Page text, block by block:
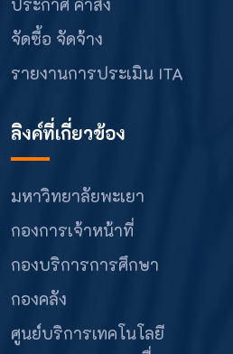
ประกาศ คำสั่ง
จัดซื้อ จัดจ้าง
รายงานการประเมิน ITA
ลิงค์ที่เกี่ยวข้อง
มหาวิทยาลัยพะเยา
กองการเจ้าหน้าที่
กองบริการการศึกษา
กองคลัง
ศูนย์บริการเทคโนโลยี